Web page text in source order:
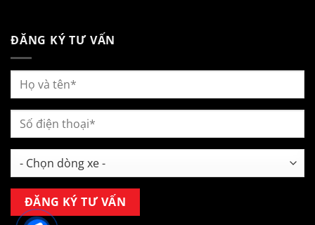
ĐĂNG KÝ TƯ VẤN